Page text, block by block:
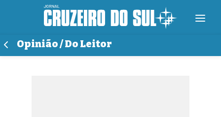
Opinião / Do Leitor